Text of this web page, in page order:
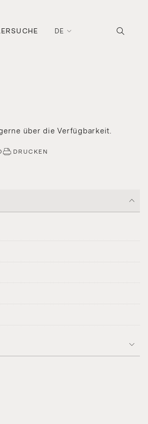
DE
über die Verfügbarkeit.
DRUCKEN